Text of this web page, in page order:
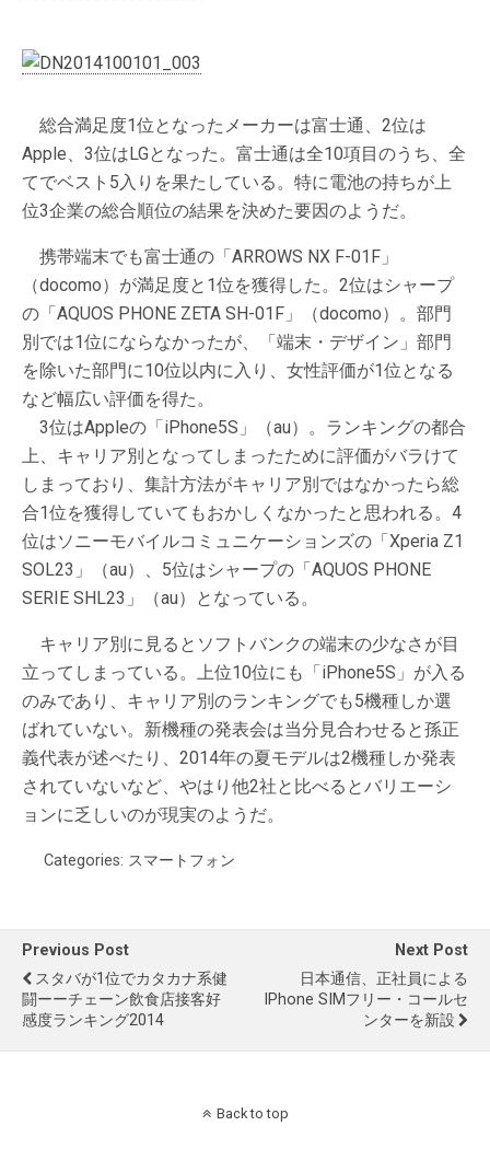
総合満足度1位となったメーカーは富士通、2位は
Apple、3位はLGとなった。富士通は全10項目のうち、全
てでベスト5入りを果たしている。特に電池の持ちが上
位3企業の総合順位の結果を決めた要因のようだ。
携帯端末でも富士通の「ARROWS NX F-01F」
（docomo）が満足度と1位を獲得した。2位はシャープ
の「AQUOS PHONE ZETA SH-01F」（docomo）。部門
別では1位にならなかったが、「端末・デザイン」部門
を除いた部門に10位以内に入り、女性評価が1位となる
など幅広い評価を得た。
3位はAppleの「iPhone5S」（au）。ランキングの都合
上、キャリア別となってしまったために評価がバラけて
しまっており、集計方法がキャリア別ではなかったら総
合1位を獲得していてもおかしくなかったと思われる。4
位はソニーモバイルコミュニケーションズの「Xperia Z1
SOL23」（au）、5位はシャープの「AQUOS PHONE
SERIE SHL23」（au）となっている。
キャリア別に見るとソフトバンクの端末の少なさが目
立ってしまっている。上位10位にも「iPhone5S」が入る
のみであり、キャリア別のランキングでも5機種しか選
ばれていない。新機種の発表会は当分見合わせると孫正
義代表が述べたり、2014年の夏モデルは2機種しか発表
されていないなど、やはり他2社と比べるとバリエーシ
ョンに乏しいのが現実のようだ。
Categories: スマートフォン
Previous Post
スタバが1位でカタカナ系健
闘ーーチェーン飲食店接客好
感度ランキング2014
Next Post
日本通信、正社員による
IPhone SIMフリー・コールセ
ンターを新設
Back to top